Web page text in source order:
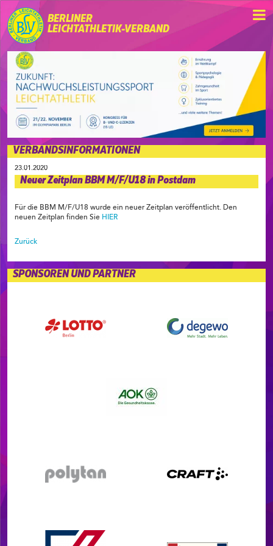
BERLINER
LEICHTATHLETIK-VERBAND
VERBANDSINFORMATIONEN
23.01.2020
Neuer Zeitplan BBM M/F/U18 in Postdam
Für die BBM M/F/U18 wurde ein neuer Zeitplan veröffentlicht. Den
neuen Zeitplan finden Sie HIER
Zurück
SPONSOREN UND PARTNER